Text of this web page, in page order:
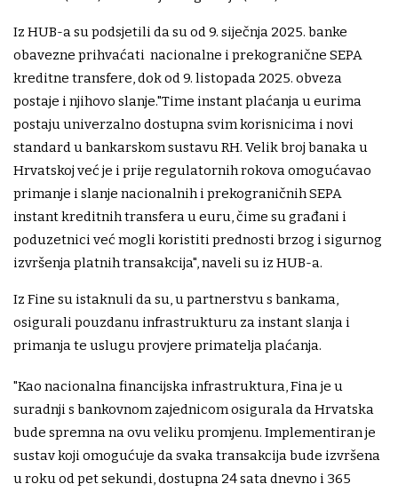
Iz HUB-a su podsjetili da su od 9. siječnja 2025. banke
obavezne prihvaćati nacionalne i prekogranične SEPA
kreditne transfere, dok od 9. listopada 2025. obveza
postaje i njihovo slanje."Time instant plaćanja u eurima
postaju univerzalno dostupna svim korisnicima i novi
standard u bankarskom sustavu RH. Velik broj banaka u
Hrvatskoj već je i prije regulatornih rokova omogućavao
primanje i slanje nacionalnih i prekograničnih SEPA
instant kreditnih transfera u euru, čime su građani i
poduzetnici već mogli koristiti prednosti brzog i sigurnog
izvršenja platnih transakcija", naveli su iz HUB-a.
Iz Fine su istaknuli da su, u partnerstvu s bankama,
osigurali pouzdanu infrastrukturu za instant slanja i
primanja te uslugu provjere primatelja plaćanja.
"Kao nacionalna financijska infrastruktura, Fina je u
suradnji s bankovnom zajednicom osigurala da Hrvatska
bude spremna na ovu veliku promjenu. Implementiran je
sustav koji omogućuje da svaka transakcija bude izvršena
u roku od pet sekundi, dostupna 24 sata dnevno i 365